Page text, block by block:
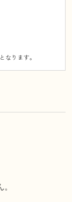
なります。